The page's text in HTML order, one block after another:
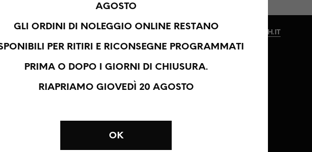
PIETRASANTA 14 - 20141 MILANO - C.F. P.IVA 10174670967 - INFO@KLASH.IT
AGOSTO
GLI ORDINI DI NOLEGGIO ONLINE RESTANO
PER RITIRI E RICONSEGNE PROGRAMMATI
PRIMA O DOPO I GIORNI DI CHIUSURA.
RIAPRIAMO GIOVEDÌ 20 AGOSTO
OK